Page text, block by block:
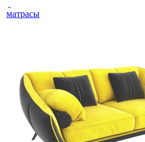
матрасы